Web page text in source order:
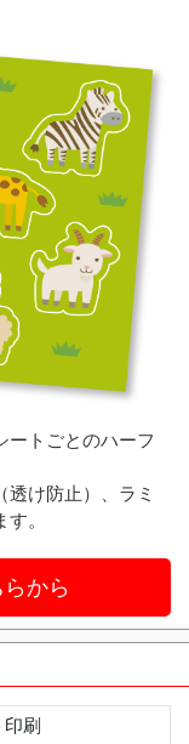
ートごとのハーフ
け防止）、ラミ
。
から
刷